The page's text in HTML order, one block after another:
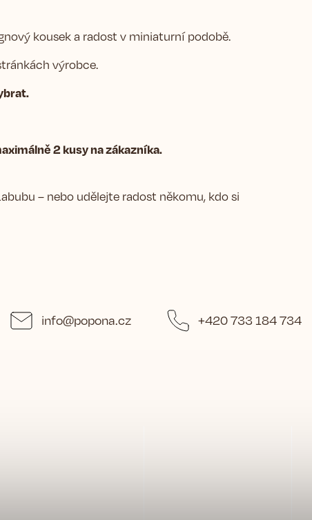
kousek a radost v miniaturní podobě.
výrobce.
2 kusy na zákazníka.
– nebo udělejte radost někomu, kdo si
info@popona.cz +420 733 184 734